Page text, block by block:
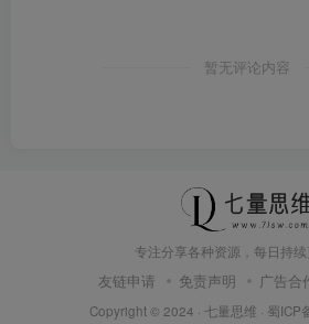
暂无评论内容
专注分享各种资源，每日持续
友链申请 免责声明 广告合
Copyright © 2024 · 七量思维 · 蜀ICP